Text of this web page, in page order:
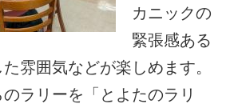
カニックの
緊張感ある
雰囲気などが楽しめます。
ラリーを「とよたのラリ